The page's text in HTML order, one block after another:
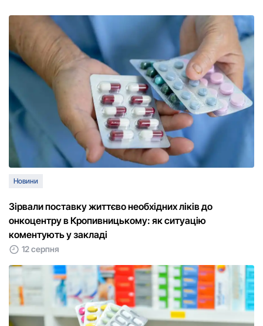
Новини
Зірвали поставку життєво необхідних ліків до
онкоцентру в Кропивницькому: як ситуацію
коментують у закладі
12 серпня